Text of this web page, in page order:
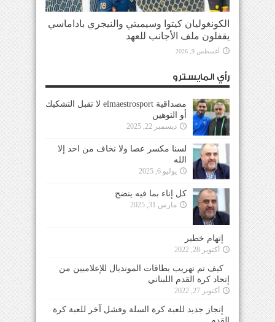
الكونغوليان كيتوا وسيميتي والنيجري باداماسي
يقفلون ملف الأجانب للعهد
أغسطس 9, 2026
رأي المايسترو
مصداقية elmaestrosport لا تقبل التشكيك
أو التوهين
ديسمبر 22, 2025
لسنا مكسر عصا ولا نخاف من احد إلا
الله
يوليو 6, 2025
كل إناء بما فيه ينضح
مارس 31, 2025
إتهام خطير
أكتوبر 28, 2022
كيف تم تهريب بطاقات المونديال للإعلاميين من
إتحاد كرة القدم اللبناني
أكتوبر 27, 2022
إنجاز جديد للعبة كرة السلة وفشل آخر للعبة كرة